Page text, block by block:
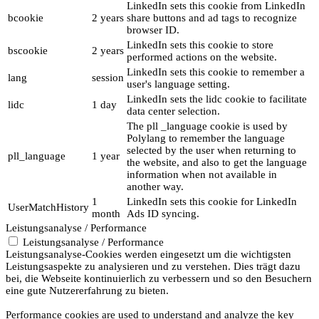
bcookie 2 years
LinkedIn sets this cookie from LinkedIn
share buttons and ad tags to recognize
browser ID.
bscookie
2 years LinkedIn sets this cookie to store
performed actions on the website.
lang
session LinkedIn sets this cookie to remember a
user's language setting.
lidc
1 day
LinkedIn sets the lidc cookie to facilitate
data center selection.
pll_language 1 year
The pll _language cookie is used by
Polylang to remember the language
selected by the user when returning to
the website, and also to get the language
information when not available in
another way.
UserMatchHistory 1
month
LinkedIn sets this cookie for LinkedIn
Ads ID syncing.
Leistungsanalyse / Performance
Leistungsanalyse / Performance
Leistungsanalyse-Cookies werden eingesetzt um die wichtigsten
Leistungsaspekte zu analysieren und zu verstehen. Dies trägt dazu
bei, die Webseite kontinuierlich zu verbessern und so den Besuchern
eine gute Nutzererfahrung zu bieten.
Performance cookies are used to understand and analyze the key